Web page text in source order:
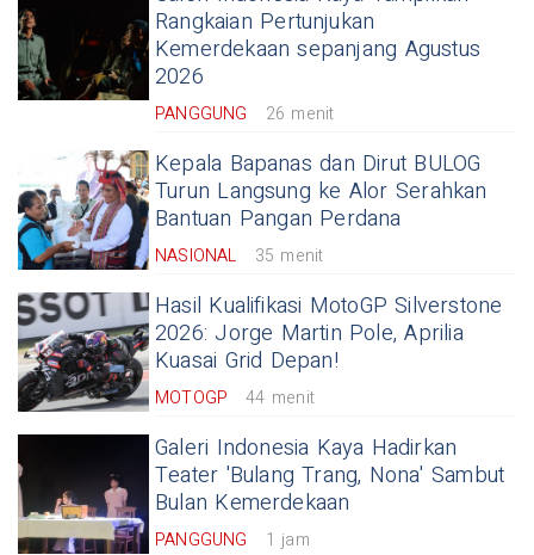
Rangkaian Pertunjukan
Kemerdekaan sepanjang Agustus
2026
PANGGUNG 26 menit
Kepala Bapanas dan Dirut BULOG
Turun Langsung ke Alor Serahkan
Bantuan Pangan Perdana
NASIONAL 35 menit
Hasil Kualifikasi MotoGP Silverstone
2026: Jorge Martin Pole, Aprilia
Kuasai Grid Depan!
MOTOGP 44 menit
Galeri Indonesia Kaya Hadirkan
Teater 'Bulang Trang, Nona' Sambut
Bulan Kemerdekaan
PANGGUNG 1 jam